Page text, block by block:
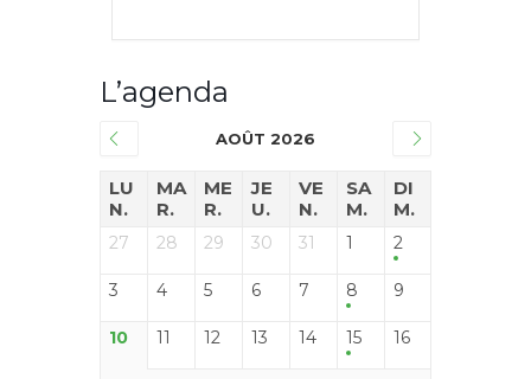
L’agenda
AOÛT 2026
LU
N.
MA
R.
ME
R.
JE
U.
VE
N.
SA
M.
DI
M.
27 28 29 30 31 1 2
3 4 5 6 7 8 9
10 11 12 13 14 15 16